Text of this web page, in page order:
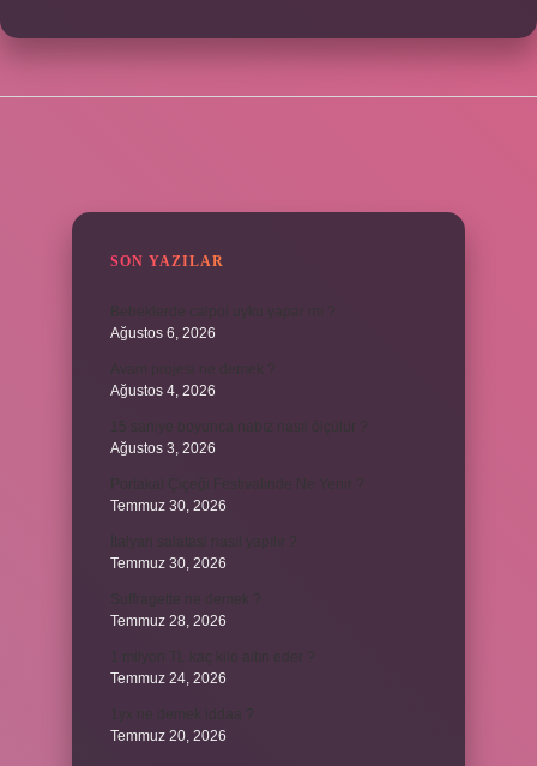
SON YAZILAR
Ağustos 6, 2026
Ağustos 4, 2026
Ağustos 3, 2026
Temmuz 30, 2026
Temmuz 30, 2026
Temmuz 28, 2026
Temmuz 24, 2026
Temmuz 20, 2026